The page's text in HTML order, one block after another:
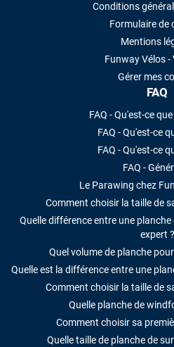
Conditions
Formulaire de
Mentions
Funway Vélos -
Gérer mes
FAQ
FAQ - Qu'est-ce
FAQ - Qu'est-ce
FAQ - Qu'est-ce
FAQ -
Le Parawing chez
Comment choisir la taille de
Quelle différence entre une
expert ?
Quel volume de planche
Quelle est la différence entre une
Comment choisir la taille de
Quelle planche de
Comment choisir sa
Quelle taille de planche de